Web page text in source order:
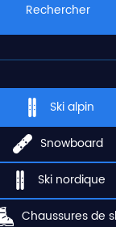
Rechercher
Ski alpin
Snowboard
Ski nordique
Chaussures de